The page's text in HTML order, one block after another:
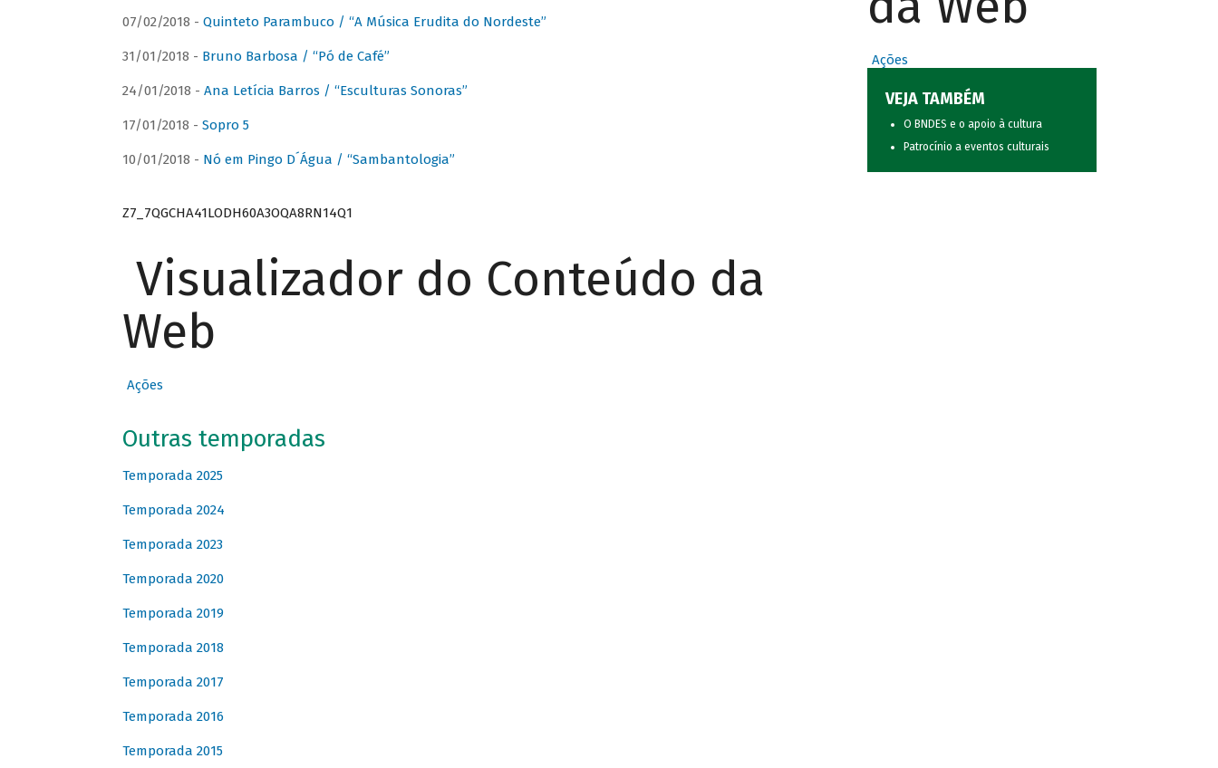
07/02/2018 - Quinteto Parambuco / “A Música Erudita do Nordeste”
31/01/2018 - Bruno Barbosa / “Pó de Café”
24/01/2018 - Ana Letícia Barros / “Esculturas Sonoras”
17/01/2018 - Sopro 5
10/01/2018 - Nó em Pingo D´Água / “Sambantologia”
Z7_7QGCHA41LODH60A3OQA8RN14Q1
Visualizador do Conteúdo da
Web
Ações
Outras temporadas
Temporada 2025
Temporada 2024
Temporada 2023
Temporada 2020
Temporada 2019
Temporada 2018
Temporada 2017
Temporada 2016
Temporada 2015
Ações
VEJA TAMBÉM
O BNDES e o apoio à cultura
Patrocínio a eventos culturais